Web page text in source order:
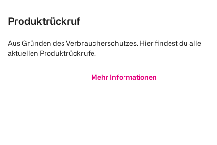
Produktrückruf
Aus Gründen des Verbraucherschutzes. Hier findest du alle
aktuellen Produktrückrufe.
Mehr Informationen